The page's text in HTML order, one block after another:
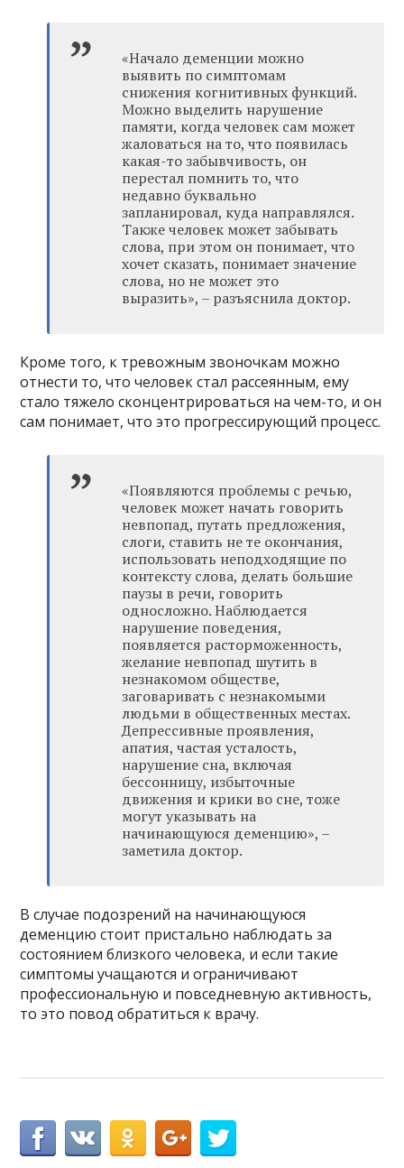
«Начало деменции можно
выявить по симптомам
снижения когнитивных функций.
Можно выделить нарушение
памяти, когда человек сам может
жаловаться на то, что появилась
какая-то забывчивость, он
перестал помнить то, что
недавно буквально
запланировал, куда направлялся.
Также человек может забывать
слова, при этом он понимает, что
хочет сказать, понимает значение
слова, но не может это
выразить», – разъяснила доктор.
Кроме того, к тревожным звоночкам можно
отнести то, что человек стал рассеянным, ему
стало тяжело сконцентрироваться на чем-то, и он
сам понимает, что это прогрессирующий процесс.
«Появляются проблемы с речью,
человек может начать говорить
невпопад, путать предложения,
слоги, ставить не те окончания,
использовать неподходящие по
контексту слова, делать большие
паузы в речи, говорить
односложно. Наблюдается
нарушение поведения,
появляется расторможенность,
желание невпопад шутить в
незнакомом обществе,
заговаривать с незнакомыми
людьми в общественных местах.
Депрессивные проявления,
апатия, частая усталость,
нарушение сна, включая
бессонницу, избыточные
движения и крики во сне, тоже
могут указывать на
начинающуюся деменцию», –
заметила доктор.
В случае подозрений на начинающуюся
деменцию стоит пристально наблюдать за
состоянием близкого человека, и если такие
симптомы учащаются и ограничивают
профессиональную и повседневную активность,
то это повод обратиться к врачу.